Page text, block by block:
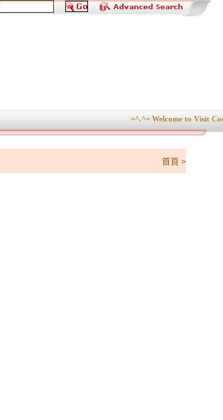
=^.^= Welcome to Visit
首頁 >